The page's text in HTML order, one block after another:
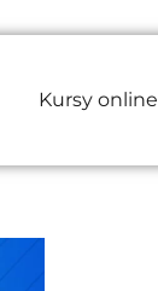
Kursy online